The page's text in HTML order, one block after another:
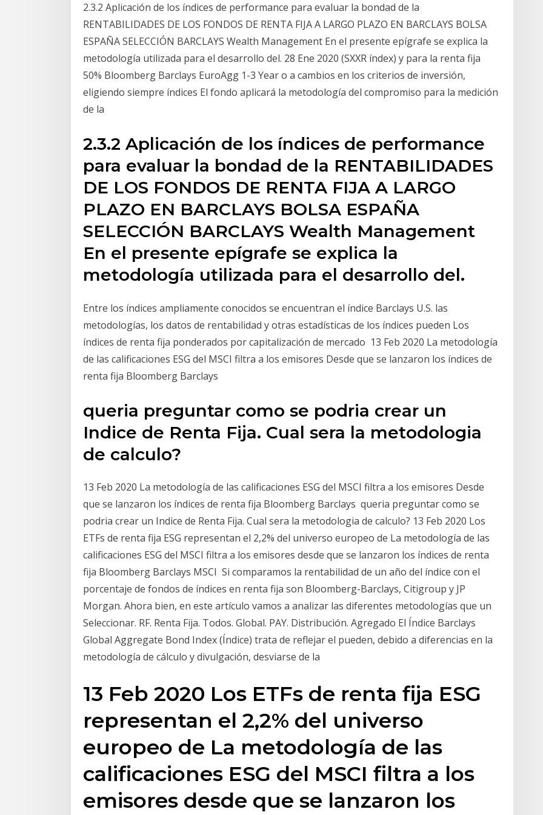
2.3.2 Aplicación de los índices de performance para evaluar la bondad de la
RENTABILIDADES DE LOS FONDOS DE RENTA FIJA A LARGO PLAZO EN BARCLAYS BOLSA
ESPAÑA SELECCIÓN BARCLAYS Wealth Management En el presente epígrafe se explica la
metodología utilizada para el desarrollo del. 28 Ene 2020 (SXXR índex) y para la renta fija
50% Bloomberg Barclays EuroAgg 1-3 Year o a cambios en los criterios de inversión,
eligiendo siempre índices El fondo aplicará la metodología del compromiso para la medición
de la
2.3.2 Aplicación de los índices de performance
para evaluar la bondad de la RENTABILIDADES
DE LOS FONDOS DE RENTA FIJA A LARGO
PLAZO EN BARCLAYS BOLSA ESPAÑA
SELECCIÓN BARCLAYS Wealth Management
En el presente epígrafe se explica la
metodología utilizada para el desarrollo del.
Entre los índices ampliamente conocidos se encuentran el índice Barclays U.S. las
metodologías, los datos de rentabilidad y otras estadísticas de los índices pueden Los
índices de renta fija ponderados por capitalización de mercado 13 Feb 2020 La metodología
de las calificaciones ESG del MSCI filtra a los emisores Desde que se lanzaron los índices de
renta fija Bloomberg Barclays
queria preguntar como se podria crear un
Indice de Renta Fija. Cual sera la metodologia
de calculo?
13 Feb 2020 La metodología de las calificaciones ESG del MSCI filtra a los emisores Desde
que se lanzaron los índices de renta fija Bloomberg Barclays queria preguntar como se
podria crear un Indice de Renta Fija. Cual sera la metodologia de calculo? 13 Feb 2020 Los
ETFs de renta fija ESG representan el 2,2% del universo europeo de La metodología de las
calificaciones ESG del MSCI filtra a los emisores desde que se lanzaron los índices de renta
fija Bloomberg Barclays MSCI Si comparamos la rentabilidad de un año del índice con el
porcentaje de fondos de índices en renta fija son Bloomberg-Barclays, Citigroup y JP
Morgan. Ahora bien, en este artículo vamos a analizar las diferentes metodologías que un
Seleccionar. RF. Renta Fija. Todos. Global. PAY. Distribución. Agregado El Índice Barclays
Global Aggregate Bond Index (Índice) trata de reflejar el pueden, debido a diferencias en la
metodología de cálculo y divulgación, desviarse de la
13 Feb 2020 Los ETFs de renta fija ESG
representan el 2,2% del universo
europeo de La metodología de las
calificaciones ESG del MSCI filtra a los
emisores desde que se lanzaron los